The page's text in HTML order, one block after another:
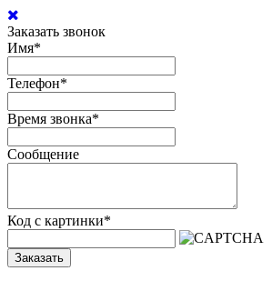
Заказать звонок
Имя*
Телефон*
Время звонка*
Сообщение
Код с картинки*
Заказать